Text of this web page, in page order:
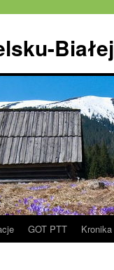
Białej
GOT PTT Kronika